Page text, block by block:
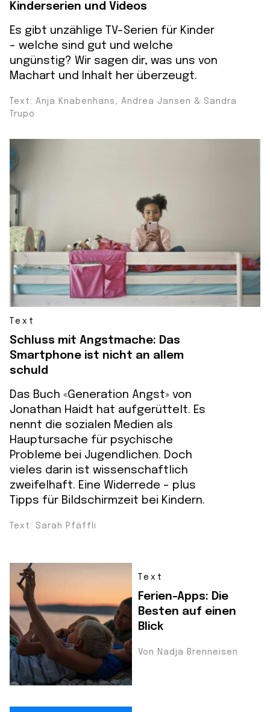
Kinderserien und Videos
Es gibt unzählige TV-Serien für Kinder
- welche sind gut und welche
ungünstig? Wir sagen dir, was uns von
Machart und Inhalt her überzeugt.
Text: Anja Knabenhans, Andrea Jansen & Sandra
Trupo
Text
Schluss mit Angstmache: Das
Smartphone ist nicht an allem
schuld
Das Buch «Generation Angst» von
Jonathan Haidt hat aufgerüttelt. Es
nennt die sozialen Medien als
Hauptursache für psychische
Probleme bei Jugendlichen. Doch
vieles darin ist wissenschaftlich
zweifelhaft. Eine Widerrede - plus
Tipps für Bildschirmzeit bei Kindern.
Text: Sarah Pfäffli
Text
Ferien-Apps: Die
Besten auf einen
Blick
Von Nadja Brenneisen